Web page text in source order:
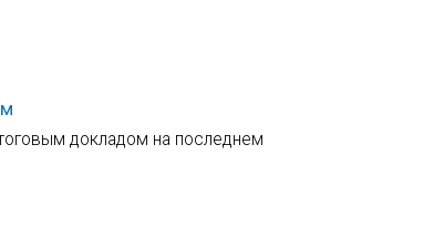
докладом на последнем